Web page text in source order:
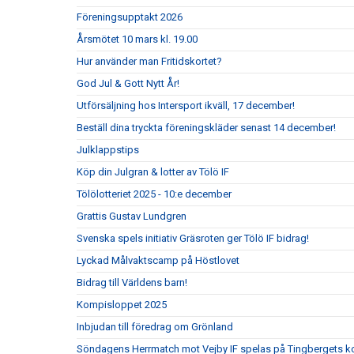
Föreningsupptakt 2026
Årsmötet 10 mars kl. 19.00
Hur använder man Fritidskortet?
God Jul & Gott Nytt År!
Utförsäljning hos Intersport ikväll, 17 december!
Beställ dina tryckta föreningskläder senast 14 december!
Julklappstips
Köp din Julgran & lotter av Tölö IF
Tölölotteriet 2025 - 10:e december
Grattis Gustav Lundgren
Svenska spels initiativ Gräsroten ger Tölö IF bidrag!
Lyckad Målvaktscamp på Höstlovet
Bidrag till Världens barn!
Kompisloppet 2025
Inbjudan till föredrag om Grönland
Söndagens Herrmatch mot Vejby IF spelas på Tingbergets